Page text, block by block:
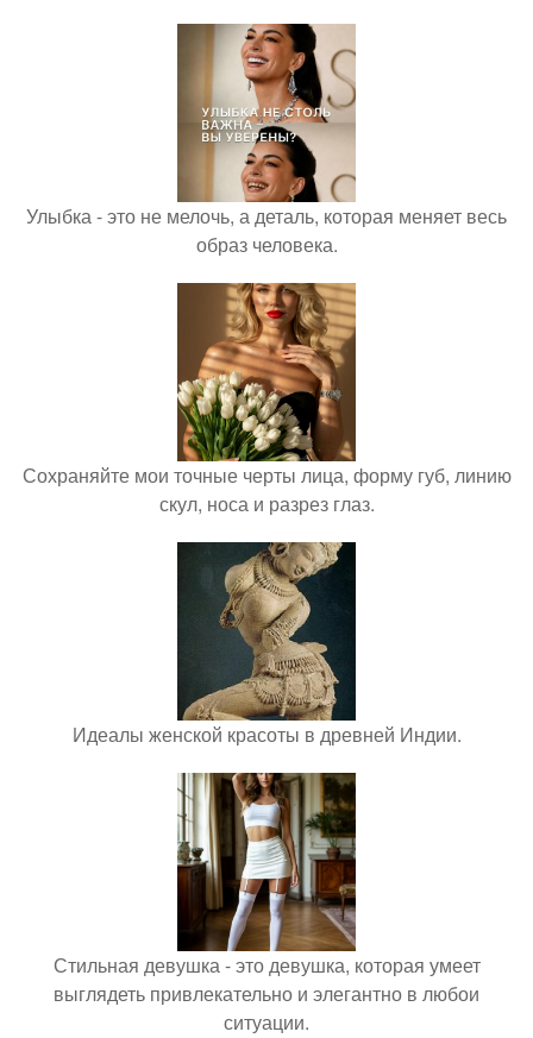
Улыбка - это не мелочь, а деталь, которая меняет весь
образ человека.
Сохраняйте мои точные черты лица, форму губ, линию
скул, носа и разрез глаз.
Идеалы женской красоты в древней Индии.
Стильная девушка - это девушка, которая умеет
выглядеть привлекательно и элегантно в любои
ситуации.